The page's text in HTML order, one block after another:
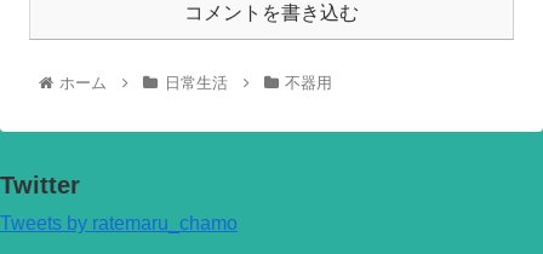
コメントを書き込む
ホーム 日常生活 不器用
Twitter
Tweets by ratemaru_chamo